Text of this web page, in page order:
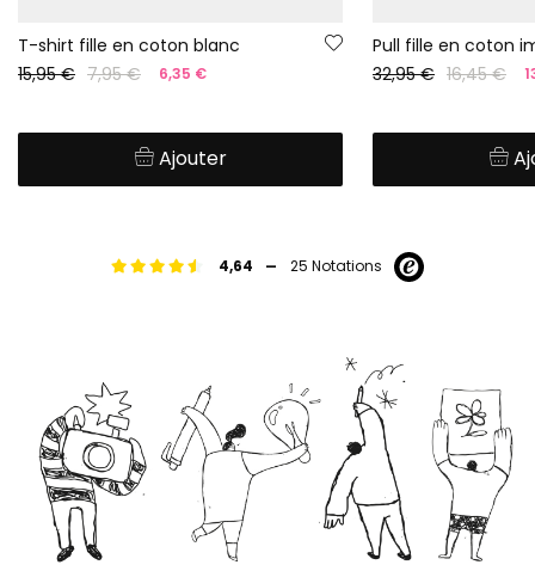
T-shirt fille en coton blanc
15,95 € 7,95 € 6,35 €
Ajouter
Pull fille en coton
32,95 € 16,45 €
4,64 - 25 Notations